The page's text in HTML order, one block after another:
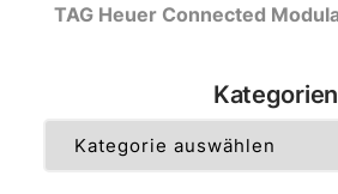
TAG Heuer Connected
Kategorien